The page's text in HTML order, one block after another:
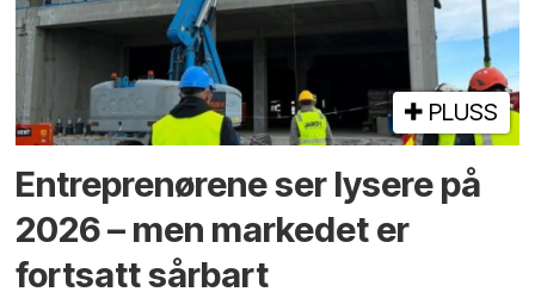
PLUSS
Entreprenørene ser lysere på
2026 – men markedet er
fortsatt sårbart